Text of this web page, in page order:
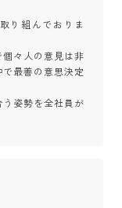
り組んでおりま
々人の意見は非
最善の意思決定
姿勢を全社員が